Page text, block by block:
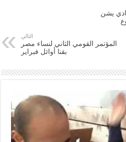
يشن
التالي
المؤتمر القومي الثاني لنساء مصر
بقنا أوائل فبراير